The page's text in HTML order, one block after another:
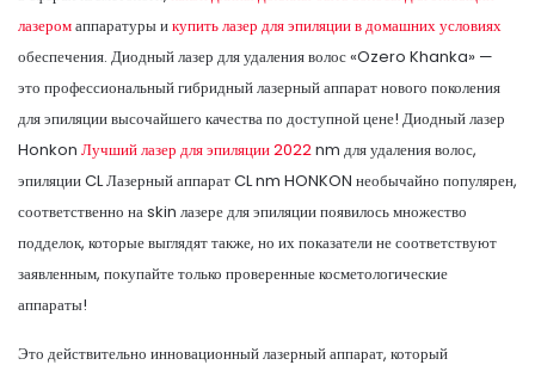
лазеромаппаратуры икупить лазер для эпиляции в домашних условиях
обеспечения. Диодный лазер для удаления волос «Ozero Khanka» —
это профессиональный гибридный лазерный аппарат нового поколения
для эпиляции высочайшего качества по доступной цене! Диодный лазер
Honkon Лучший лазер для эпиляции 2022nm для удаления волос,
эпиляции CL Лазерный аппарат CL nm HONKON необычайно популярен,
соответственно на skin лазере для эпиляции появилось множество
подделок, которые выглядят также, но их показатели не соответствуют
заявленным, покупайте только проверенные косметологические
аппараты!
Это действительно инновационный лазерный аппарат, который